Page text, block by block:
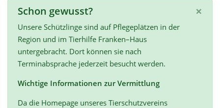
×
Schon gewusst?
Unsere Schützlinge sind auf Pflegeplätzen in der
Region und im Tierhilfe Franken–Haus
untergebracht. Dort können sie nach
Terminabsprache jederzeit besucht werden.
Wichtige Informationen zur Vermittlung
Da die Homepage unseres Tierschutzvereins